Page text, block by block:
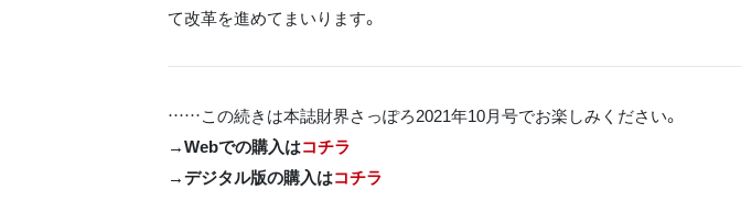
て改革を進めてまいります。
……この続きは本誌財界さっぽろ2021年10月号でお楽しみください。
→Webでの購入はコチラ
→デジタル版の購入はコチラ